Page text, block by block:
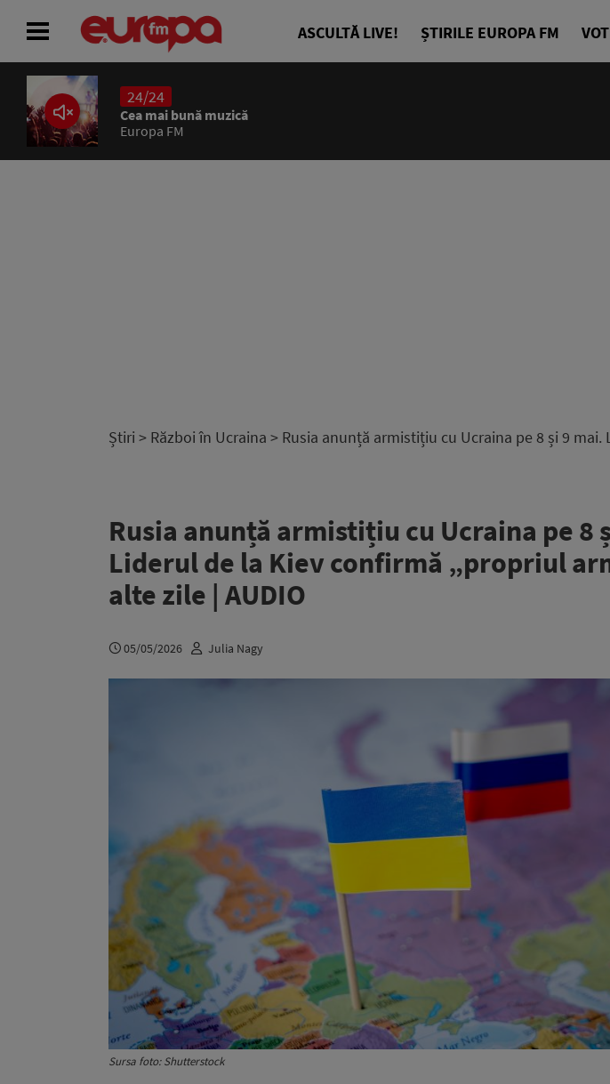
ASCULTĂ LIVE! ȘTIRILE EUROPA FM
24/24
Cea mai bună muzică
Europa FM
Știri > Război în Ucraina > Rusia anunță armistițiu cu Ucraina pe 8 și 9
Rusia anunță armistițiu cu Ucraina pe 8
Liderul de la Kiev confirmă „propriul
alte zile | AUDIO
05/05/2026 Julia Nagy
Sursa foto: Shutterstock
ACASĂ
ȘTIRI